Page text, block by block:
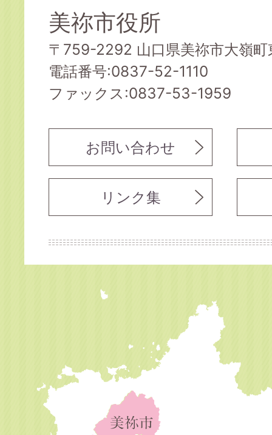
美祢市役所
〒759-2292 山口県美祢市大嶺
電話番号:0837-52-1110
ファックス:0837-53-1959
お問い合わせ
リンク集